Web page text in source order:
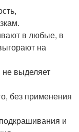
в любые, в
на
не выделяет
без применения
и